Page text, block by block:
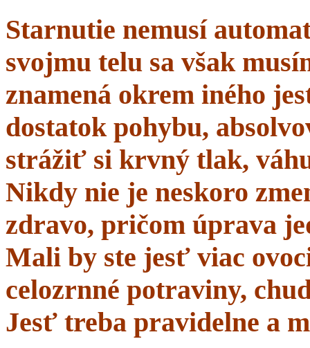
Starnutie nemusí
svojmu telu sa však
znamená okrem iného
dostatok pohybu,
strážiť si krvný tlak,
Nikdy nie je neskoro
zdravo, pričom úprava
Mali by ste jesť viac
celozrnné potraviny,
Jesť treba pravidelne a